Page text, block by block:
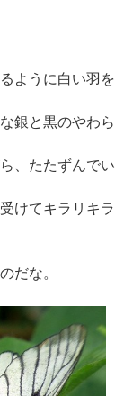
ように白い羽を
銀と黒のやわら
、たたずんでい
けてキラリキラ
だな。